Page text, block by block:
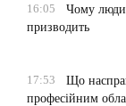
16:05
Чому люди
призводить
17:53
Що
професійним